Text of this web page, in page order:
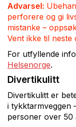
Advarsel:
perforere og gi
mistanke –
Vent ikke til neste
For utfyllende
Helsenorge.
Divertikulitt
Divertikulitt er
i tykktarmveggen
personer over 50